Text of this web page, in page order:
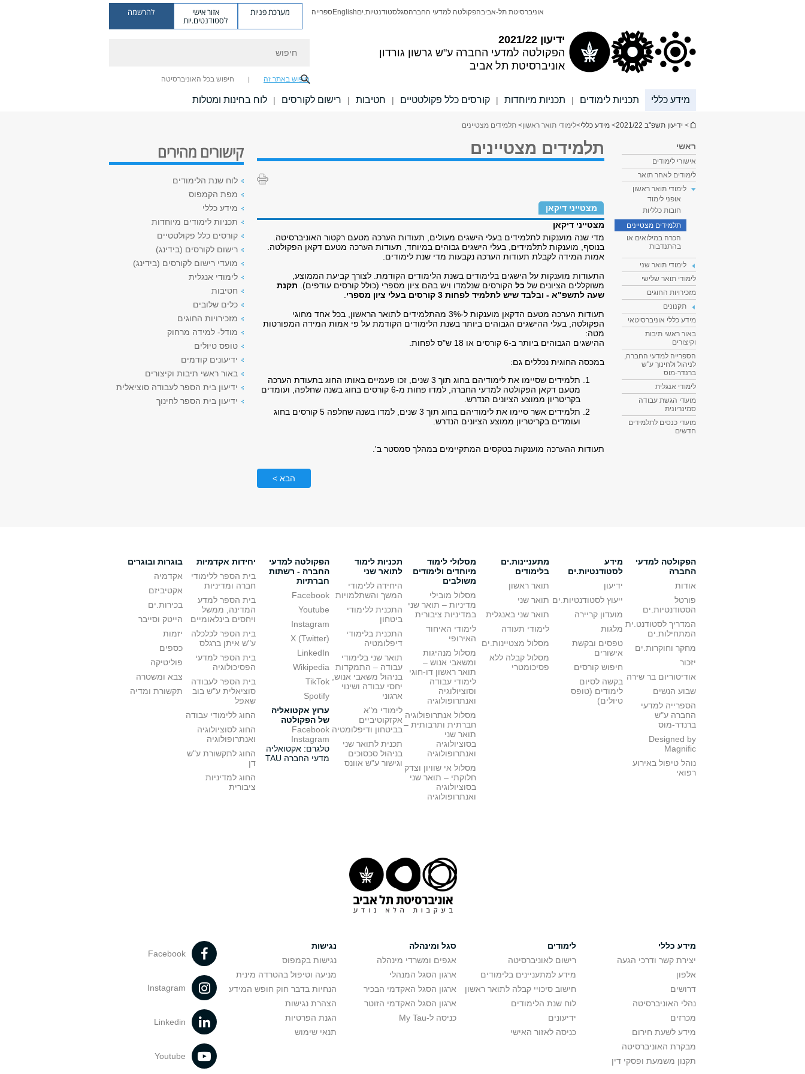
ידיעון 2021/22
הפקולטה למדעי החברה ע"ש גרשון גורדון
אוניברסיטת תל אביב
אוניברסיטת תל-אביבהפקולטה למדעי החברהסגלסטודנטיות.יםEnglishספרייה מערכת פניות אזור אישי
לסטודנטים.יות
להרשמה
חיפוש באתר זה חיפוש בכל האוניברסיטה
מידע כללי תכניות לימודים | תכניות מיוחדות | קורסים כלל פקולטטיים | חטיבות | רישום לקורסים | לוח בחינות ומטלות
הינך נמצא כאן
> ידיעון תשפ"ב 2021/22 > מידע כללי>לימודי תואר ראשון> תלמידים מצטיינים
ראשי
אישורי לימודים
לימודים לאחר תואר
לימודי תואר ראשון
אופני לימוד
חובות כלליות
תלמידים מצטיינים
הכרה במילואים או
בהתנדבות
לימודי תואר שני
לימודי תואר שלישי
מזכירויות החוגים
תקנונים
מידע כללי אוניברסיטאי
באור ראשי תיבות
וקיצורים
הספרייה למדעי החברה,
לניהול ולחינוך ע"ש
ברנדר-מוס
לימודי אנגלית
מועדי הגשת עבודה
סמינריונית
מועדי כנסים לתלמידים
חדשים
תלמידים מצטיינים
מצטייני דיקאן
מצטייני דיקאן
מדי שנה מוענקות לתלמידים בעלי הישגים מעולים, תעודות הערכה מטעם רקטור האוניברסיטה.
בנוסף, מוענקות לתלמידים, בעלי הישגים גבוהים במיוחד, תעודות הערכה מטעם דקאן הפקולטה.
אמות המידה לקבלת תעודות הערכה נקבעות מדי שנת לימודים.
התעודות מוענקות על הישגים בלימודים בשנת הלימודים הקודמת. לצורך קביעת הממוצע,
משוקללים הציונים של כל הקורסים שנלמדו ויש בהם ציון מספרי (כולל קורסים עודפים). תקנת
שעה לתשפ"א - ובלבד שיש לתלמיד לפחות 3 קורסים בעלי ציון מספרי
תעודות הערכה מטעם הדקאן מוענקות ל-3% מהתלמידים לתואר הראשון, בכל אחד מחוגי
הפקולטה, בעלי ההישגים הגבוהים ביותר בשנת הלימודים הקודמת על פי אמות המידה המפורטות
מטה:
ההישגים הגבוהים ביותר ב-6 קורסים או 18 ש"ס לפחות.
במכסה החוגית נכללים גם:
תלמידים שסיימו את לימודיהם בחוג תוך 3 שנים, זכו פעמיים באותו החוג בתעודת הערכה
מטעם דקאן הפקולטה למדעי החברה, למדו פחות מ-6 קורסים בחוג בשנה שחלפה, ועומדים
בקריטריון ממוצע הציונים הנדרש.
תלמידים אשר סיימו את לימודיהם בחוג תוך 3 שנים, למדו בשנה שחלפה 5 קורסים בחוג
ועומדים בקריטריון ממוצע הציונים הנדרש.
תעודות ההערכה מוענקות בטקסים המתקיימים במהלך סמסטר ב'.
הבא >
קישורים מהירים
לוח שנת הלימודים
מפת הקמפוס
מידע כללי
תכניות לימודים מיוחדות
קורסים כלל פקולטטיים
רישום לקורסים (בידינג)
מועדי רישום לקורסים (בידינג)
לימודי אנגלית
חטיבות
כלים שלובים
מזכירויות החוגים
מודל- למידה מרחוק
טופס טיולים
ידיעונים קודמים
באור ראשי תיבות וקיצורים
ידיעון בית הספר לעבודה סוציאלית
ידיעון בית הספר לחינוך
הפקולטה למדעי
החברה
אודות
פורטל
הסטודנטיות.ים
המדריך לסטודנט.ית
המתחילות.ים
מחקר וחוקרות.ים
יזכור
אודיטוריום בר שירה
שבוע הנשים
הספרייה למדעי
החברה ע"ש
ברנדר-מוס
Designed by
Magnific
נוהל טיפול באירוע
רפואי
מידע
לסטודנטיות.ים
ידיעון
ייעוץ לסטודנטיות.ים
מועדון קריירה
מלגות
טפסים ובקשת
אישורים
חיפוש קורסים
בקשה לסיום
לימודים (טופס
טיולים)
מתעניינות.ים
בלימודים
תואר ראשון
תואר שני
תואר שני באנגלית
לימודי תעודה
מסלול מצטיינות.ים
מסלול קבלה ללא
פסיכומטרי
מסלולי לימוד
מיוחדים ולימודים
משולבים
מסלול מובילי
מדיניות – תואר שני
במדיניות ציבורית
לימודי האיחוד
האירופי
מסלול מנהיגות
ומשאבי אנוש –
תואר ראשון דו-חוגי
לימודי עבודה
וסוציולוגיה
ואנתרופולוגיה
מסלול אנתרופולוגיה
חברתית ותרבותית –
תואר שני
בסוציולוגיה
ואנתרופולוגיה
מסלול אי שוויון וצדק
חלוקתי – תואר שני
בסוציולוגיה
ואנתרופולוגיה
תכניות לימוד
לתואר שני
היחידה ללימודי
המשך והשתלמויות
התכנית ללימודי
ביטחון
התכנית בלימודי
דיפלומטיה
תואר שני בלימודי
עבודה – התמקדות
בניהול משאבי אנוש,
יחסי עבודה ושינוי
ארגוני
לימודי מ"א
אקזקוטיביים
בביטחון ודיפלומטיה
תכנית לתואר שני
בניהול סכסוכים
וגישור ע"ש אוונס
הפקולטה למדעי
החברה - רשתות
חברתיות
Facebook
Youtube
Instagram
X (Twitter)
LinkedIn
Wikipedia
TikTok
Spotify
ערוץ אקטואליה
של הפקולטה
Facebook
Instagram
טלגרם: אקטואליה
מדעי החברה TAU
יחידות אקדמיות
בית הספר ללימודי
חברה ומדיניות
בית הספר למדע
המדינה, ממשל
ויחסים בינלאומיים
בית הספר לכלכלה
ע"ש איתן ברגלס
בית הספר למדעי
הפסיכולוגיה
בית הספר לעבודה
סוציאלית ע"ש בוב
שאפל
החוג ללימודי עבודה
החוג לסוציולוגיה
ואנתרופולוגיה
החוג לתקשורת ע"ש
דן
החוג למדיניות
ציבורית
בוגרות ובוגרים
אקדמיה
אקטיביזם
בכירות.ים
הייטק וסייבר
יזמות
כספים
פוליטיקה
צבא ומשטרה
תקשורת ומדיה
מידע כללי
יצירת קשר ודרכי הגעה
אלפון
דרושים
נהלי האוניברסיטה
מכרזים
מידע לשעת חירום
מבקרת האוניברסיטה
תקנון משמעת ופסקי דין
לימודים
רישום לאוניברסיטה
מידע למתעניינים בלימודים
חישוב סיכויי קבלה לתואר ראשון
לוח שנת הלימודים
ידיעונים
כניסה לאזור האישי
סגל ומינהלה
אגפים ומשרדי מינהלה
ארגון הסגל המנהלי
ארגון הסגל האקדמי הבכיר
ארגון הסגל האקדמי הזוטר
כניסה ל-My Tau
נגישות
נגישות בקמפוס
מניעה וטיפול בהטרדה מינית
הנחיות בדבר חוק חופש המידע
הצהרת נגישות
הגנת הפרטיות
תנאי שימוש
Facebook
Instagram
Linkedin
Youtube